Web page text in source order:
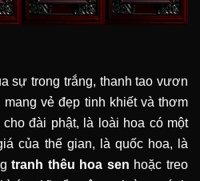
sự trong trắng, thanh tao vươn
vẻ đẹp tinh khiết và thơm
đài phật, là loài hoa có một
của thế gian, là quốc hoa, là
tranh thêu hoa sen hoặc treo